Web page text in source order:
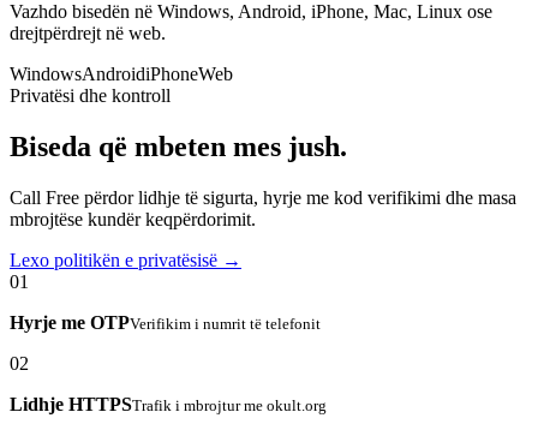
Vazhdo bisedën në Windows, Android, iPhone, Mac, Linux ose
drejtpërdrejt në web.
WindowsAndroidiPhoneWeb
Privatësi dhe kontroll
Biseda që mbeten mes jush.
Call Free përdor lidhje të sigurta, hyrje me kod verifikimi dhe masa
mbrojtëse kundër keqpërdorimit.
Lexo politikën e privatësisë →
01
Hyrje me OTPVerifikim i numrit të telefonit
02
Lidhje HTTPSTrafik i mbrojtur me okult.org